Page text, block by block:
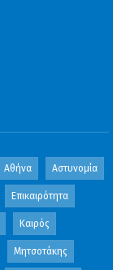
Αθήνα Αστυνομία
Επικαιρότητα
Καιρός
Μητσοτάκης